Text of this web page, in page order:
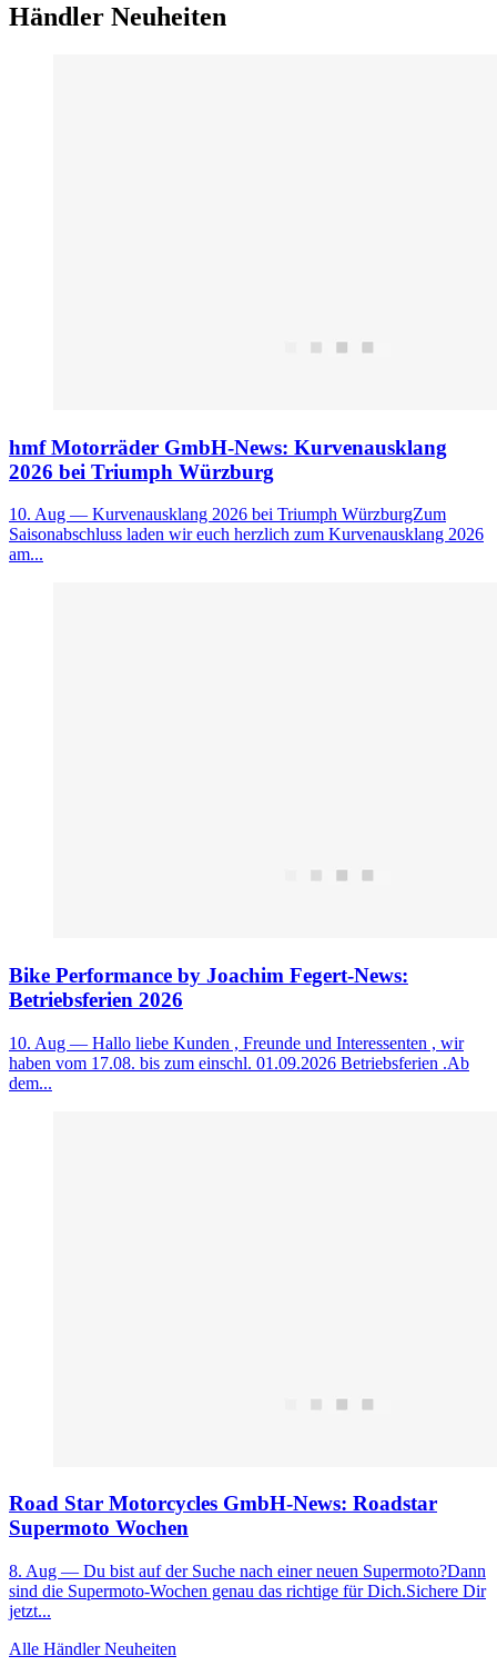
Händler Neuheiten
hmf Motorräder GmbH-News: Kurvenausklang
2026 bei Triumph Würzburg
10. Aug — Kurvenausklang 2026 bei Triumph WürzburgZum
Saisonabschluss laden wir euch herzlich zum Kurvenausklang 2026
am...
Bike Performance by Joachim Fegert-News:
Betriebsferien 2026
10. Aug — Hallo liebe Kunden , Freunde und Interessenten , wir
haben vom 17.08. bis zum einschl. 01.09.2026 Betriebsferien .Ab
dem...
Road Star Motorcycles GmbH-News: Roadstar
Supermoto Wochen
8. Aug — Du bist auf der Suche nach einer neuen Supermoto?Dann
sind die Supermoto-Wochen genau das richtige für Dich.Sichere Dir
jetzt...
Alle Händler Neuheiten